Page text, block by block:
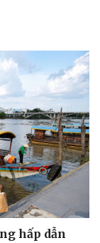
hấp dẫn